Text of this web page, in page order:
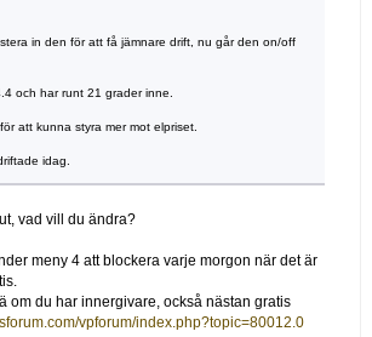
in den för att få jämnare drift, nu går den on/off
och har runt 21 grader inne.
att kunna styra mer mot elpriset.
idag.
vad vill du ändra?
meny 4 att blockera varje morgon när det är
om du har innergivare, också nästan gratis
vpforum/index.php?topic=80012.0